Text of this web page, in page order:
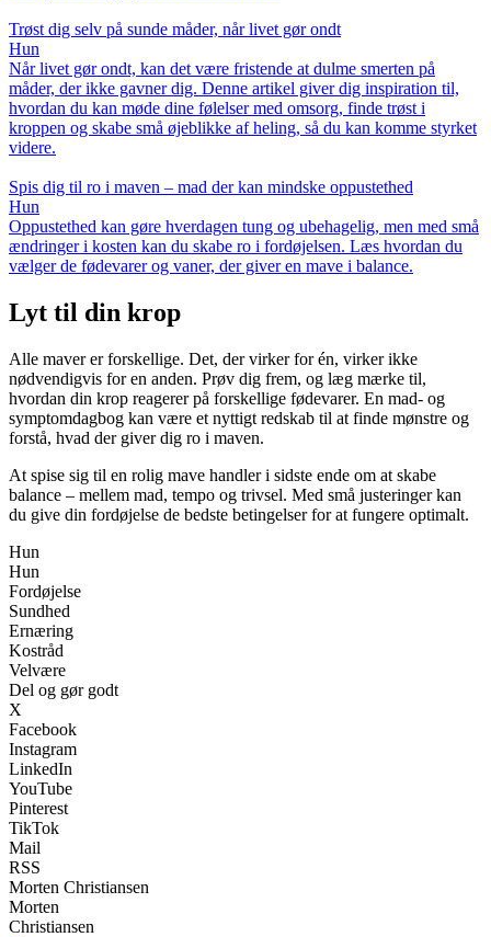
Trøst dig selv på sunde måder, når livet gør ondt
Hun
Når livet gør ondt, kan det være fristende at dulme smerten på
måder, der ikke gavner dig. Denne artikel giver dig inspiration til,
hvordan du kan møde dine følelser med omsorg, finde trøst i
kroppen og skabe små øjeblikke af heling, så du kan komme styrket
videre.
Spis dig til ro i maven – mad der kan mindske oppustethed
Hun
Oppustethed kan gøre hverdagen tung og ubehagelig, men med små
ændringer i kosten kan du skabe ro i fordøjelsen. Læs hvordan du
vælger de fødevarer og vaner, der giver en mave i balance.
Lyt til din krop
Alle maver er forskellige. Det, der virker for én, virker ikke
nødvendigvis for en anden. Prøv dig frem, og læg mærke til,
hvordan din krop reagerer på forskellige fødevarer. En mad- og
symptomdagbog kan være et nyttigt redskab til at finde mønstre og
forstå, hvad der giver dig ro i maven.
At spise sig til en rolig mave handler i sidste ende om at skabe
balance – mellem mad, tempo og trivsel. Med små justeringer kan
du give din fordøjelse de bedste betingelser for at fungere optimalt.
Hun
Hun
Fordøjelse
Sundhed
Ernæring
Kostråd
Velvære
Del og gør godt
X
Facebook
Instagram
LinkedIn
YouTube
Pinterest
TikTok
Mail
RSS
Morten Christiansen
Morten
Christiansen